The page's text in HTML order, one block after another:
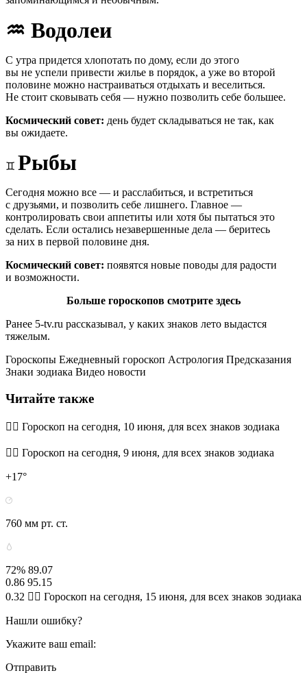
♒ Водолеи
С утра придется хлопотать по дому, если до этого
вы не успели привести жилье в порядок, а уже во второй
половине можно настраиваться отдыхать и веселиться.
Не стоит сковывать себя — нужно позволить себе большее.
Космический совет: день будет складываться не так, как
вы ожидаете.
♊ Рыбы
Сегодня можно все — и расслабиться, и встретиться
с друзьями, и позволить себе лишнего. Главное —
контролировать свои аппетиты или хотя бы пытаться это
сделать. Если остались незавершенные дела — беритесь
за них в первой половине дня.
Космический совет: появятся новые поводы для радости
и возможности.
Больше гороскопов смотрите здесь
Ранее 5-tv.ru рассказывал, у каких знаков лето выдастся
тяжелым.
Гороскопы Ежедневный гороскоп Астрология Предсказания
Знаки зодиака Видео новости
Читайте также
🧙‍♀ Гороскоп на сегодня, 10 июня, для всех знаков зодиака
🧙‍♀ Гороскоп на сегодня, 9 июня, для всех знаков зодиака
+17°
760 мм рт. ст.
72% 89.07
0.86 95.15
0.32 🧙‍♀ Гороскоп на сегодня, 15 июня, для всех знаков зодиака
Нашли ошибку?
Укажите ваш email:
Отправить